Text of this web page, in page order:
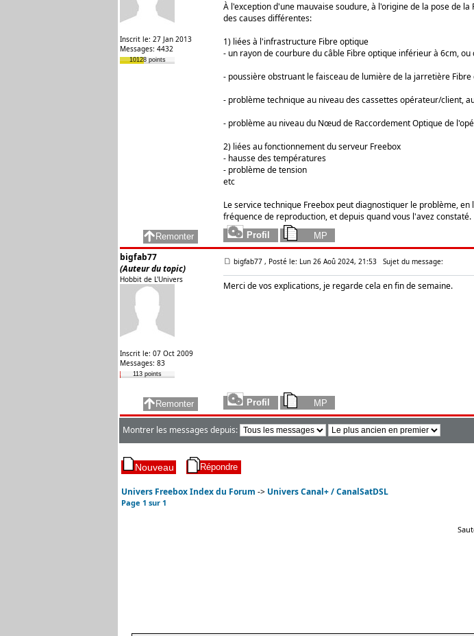
Inscrit le: 27 Jan 2013
Messages: 4432
10128 points
À l'exception d'une mauvaise soudure, à l'origine de la pose de
des causes différentes:
1) liées à l'infrastructure Fibre optique
- un rayon de courbure du câble Fibre optique inférieur à 6cm,
- poussière obstruant le faisceau de lumière de la jarretière
- problème technique au niveau des cassettes opérateur/client,
- problème au niveau du Nœud de Raccordement Optique de
2) liées au fonctionnement du serveur Freebox
- hausse des températures
- problème de tension
etc
Le service technique Freebox peut diagnostiquer le problème,
fréquence de reproduction, et depuis quand vous l'avez constaté.
bigfab77
(Auteur du topic)
Hobbit de L'Univers
Inscrit le: 07 Oct 2009
Messages: 83
113 points
bigfab77 , Posté le: Lun 26 Aoû 2024, 21:53 Sujet du message:
Merci de vos explications, je regarde cela en fin de semaine.
Montrer les messages depuis:
Univers Freebox Index du Forum -> Univers Canal+ / CanalSatDSL
Page 1 sur 1